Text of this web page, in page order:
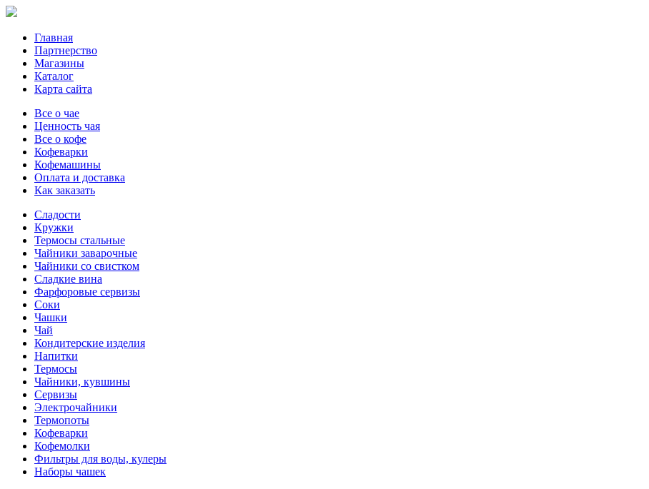
Главная
Партнерство
Магазины
Каталог
Карта сайта
Все о чае
Ценность чая
Все о кофе
Кофеварки
Кофемашины
Оплата и доставка
Как заказать
Сладости
Кружки
Термосы стальные
Чайники заварочные
Чайники со свистком
Сладкие вина
Фарфоровые сервизы
Соки
Чашки
Чай
Кондитерские изделия
Напитки
Термосы
Чайники, кувшины
Сервизы
Электрочайники
Термопоты
Кофеварки
Кофемолки
Фильтры для воды, кулеры
Наборы чашек